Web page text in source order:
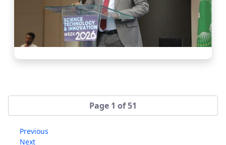
Page 1 of 51
Previous
Next